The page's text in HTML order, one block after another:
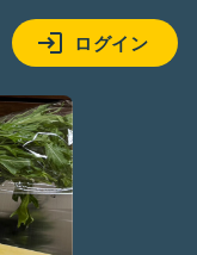
ログイン